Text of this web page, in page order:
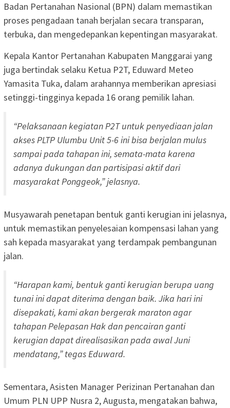
Badan Pertanahan Nasional (BPN) dalam memastikan
proses pengadaan tanah berjalan secara transparan,
terbuka, dan mengedepankan kepentingan masyarakat.
Kepala Kantor Pertanahan Kabupaten Manggarai yang
juga bertindak selaku Ketua P2T, Eduward Meteo
Yamasita Tuka, dalam arahannya memberikan apresiasi
setinggi-tingginya kepada 16 orang pemilik lahan.
“Pelaksanaan kegiatan P2T untuk penyediaan jalan
akses PLTP Ulumbu Unit 5-6 ini bisa berjalan mulus
sampai pada tahapan ini, semata-mata karena
adanya dukungan dan partisipasi aktif dari
masyarakat Ponggeok,” jelasnya.
Musyawarah penetapan bentuk ganti kerugian ini jelasnya,
untuk memastikan penyelesaian kompensasi lahan yang
sah kepada masyarakat yang terdampak pembangunan
jalan.
“Harapan kami, bentuk ganti kerugian berupa uang
tunai ini dapat diterima dengan baik. Jika hari ini
disepakati, kami akan bergerak maraton agar
tahapan Pelepasan Hak dan pencairan ganti
kerugian dapat direalisasikan pada awal Juni
mendatang,” tegas Eduward.
Sementara, Asisten Manager Perizinan Pertanahan dan
Umum PLN UPP Nusra 2, Augusta, mengatakan bahwa,